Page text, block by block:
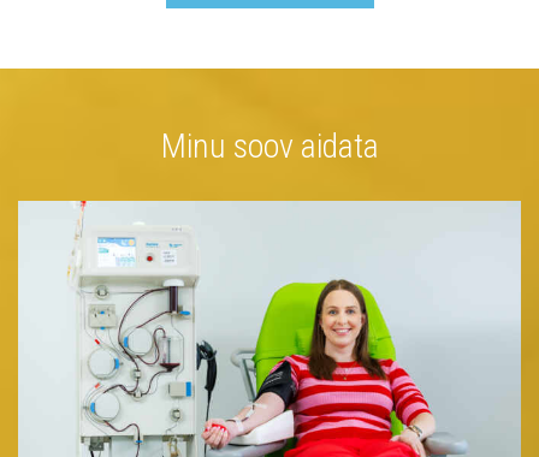
Minu soov aidata